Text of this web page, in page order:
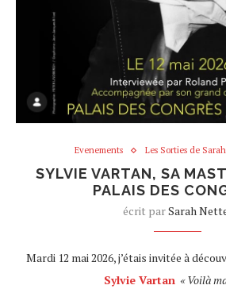
Evenements Les Sorties de Sarah
SYLVIE VARTAN, SA
PALAIS DES
écrit parSarah
Mardi 12 mai 2026, j’étais invitée à
Sylvie Vartan « Voilà